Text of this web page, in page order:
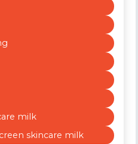
milk
skincare milk